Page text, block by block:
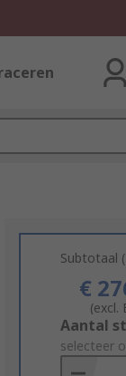
Subtotaal
€
(excl.
Add
to
Basket
Aantal
selecteer